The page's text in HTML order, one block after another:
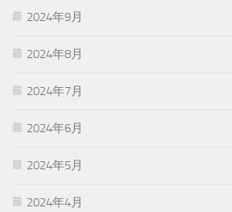
2024年9月
2024年8月
2024年7月
2024年6月
2024年5月
2024年4月